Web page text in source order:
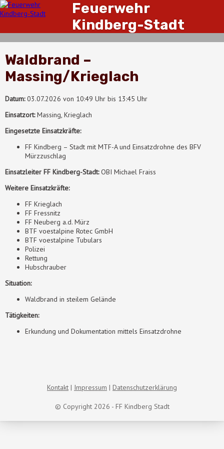
Feuerwehr
Kindberg-Stadt
Waldbrand –
Massing/Krieglach
Datum:03.07.2026 von 10:49 Uhr bis 13:45 Uhr
Einsatzort:Massing, Krieglach
Eingesetzte Einsatzkräfte:
FF Kindberg – Stadt mit MTF-A und Einsatzdrohne des BFV
Mürzzuschlag
Einsatzleiter FF Kindberg-Stadt:OBI Michael Fraiss
Weitere Einsatzkräfte:
FF Krieglach
FF Fressnitz
FF Neuberg a.d. Mürz
BTF voestalpine Rotec GmbH
BTF voestalpine Tubulars
Polizei
Rettung
Hubschrauber
Situation:
Waldbrand in steilem Gelände
Tätigkeiten:
Erkundung und Dokumentation mittels Einsatzdrohne
© Copyright 2026 - FF Kindberg Stadt
Kontakt Impressum Datenschutzerklärung